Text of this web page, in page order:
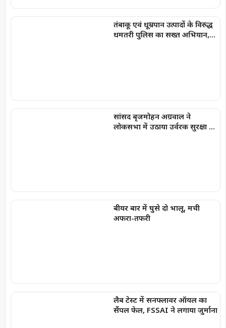
तंबाकू एवं धूम्रपान उत्पादों के विरुद्ध
धमतरी पुलिस का सख्त अभियान,
सांसद बृजमोहन अग्रवाल ने
लोकसभा में उठाया उर्वरक सुरक्षा का
बीयर बार में घुसे दो भालू, मची
अफरा-तफरी
लैब टेस्ट में सनफ्लावर ऑयल का
सैंपल फेल, FSSAI ने लगाया जुर्माना